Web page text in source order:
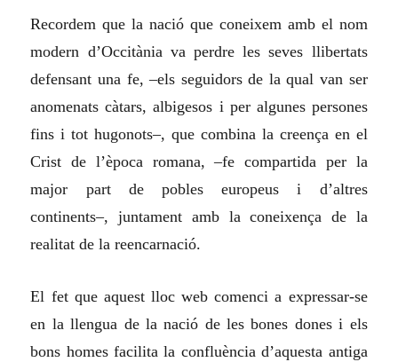
Recordem que la nació que coneixem amb el nom
modern d’Occitània va perdre les seves llibertats
defensant una fe, –els seguidors de la qual van ser
anomenats càtars, albigesos i per algunes persones
fins i tot hugonots–, que combina la creença en el
Crist de l’època romana, –fe compartida per la
major part de pobles europeus i d’altres
continents–, juntament amb la coneixença de la
realitat de la reencarnació.
El fet que aquest lloc web comenci a expressar-se
en la llengua de la nació de les bones dones i els
bons homes facilita la confluència d’aquesta antiga